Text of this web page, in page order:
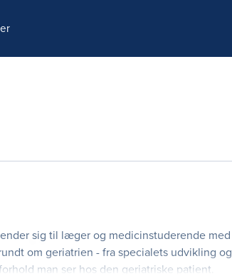
sig til læger og medicinstuderende med
om geriatrien - fra specialets udvikling og
man ser hos den geriatriske patient.